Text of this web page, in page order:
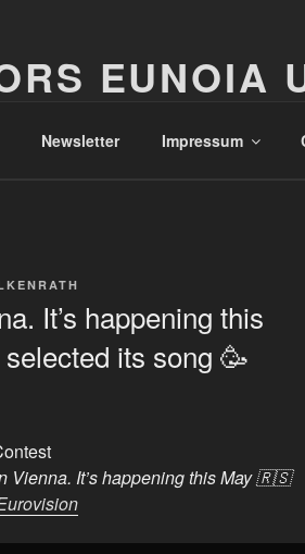
EUNOIA
Newsletter Impressum
It’s happening this
its song 🥳
Vienna. It’s happening this May 🇷🇸